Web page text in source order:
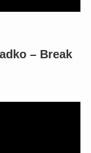
– Break